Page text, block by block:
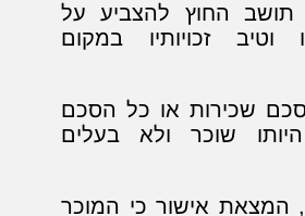
החוץ להצביע על
וטיב זכויותיו במקום
שכירות או כל הסכם
שוכר ולא בעלים
המצאת אישור כי המוכר